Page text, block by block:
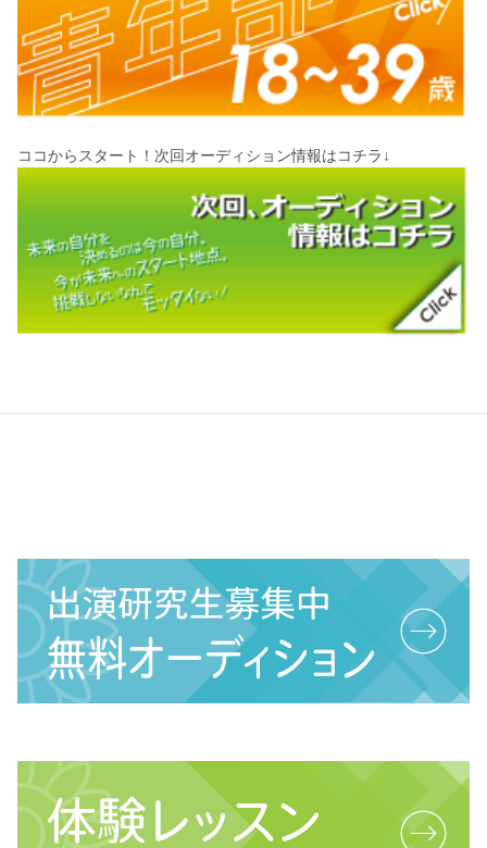
ココからスタート！次回オーディション情報はコチラ↓